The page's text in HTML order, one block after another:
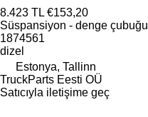
8.423 TL €153,20
Süspansiyon - denge çubuğu
1874561
dizel
Estonya, Tallinn
TruckParts Eesti OÜ
Satıcıyla iletişime geç